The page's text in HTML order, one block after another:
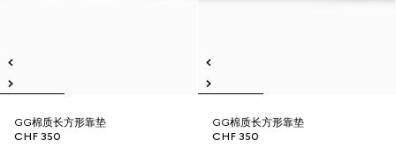
GG棉质长方形靠垫
CHF 350
GG棉质长方形靠垫
CHF 350